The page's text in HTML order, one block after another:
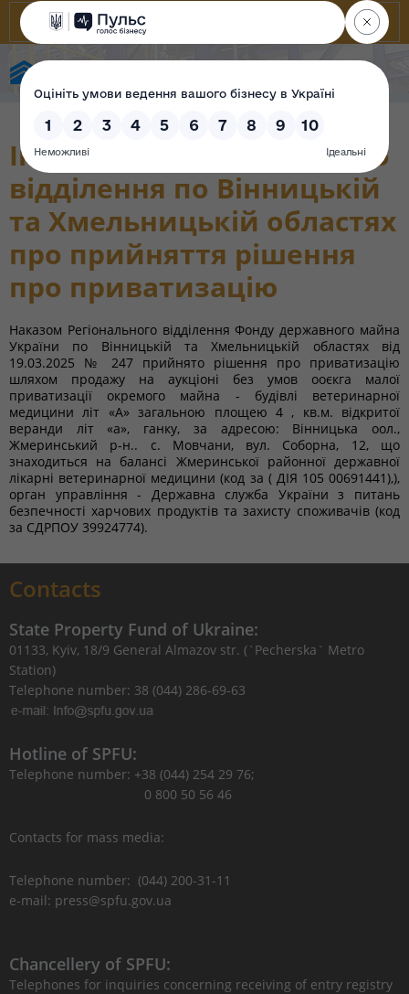
Інформація регіонального
відділення по Вінницькій
та Хмельницькій областях
про прийняття рішення
про приватизацію
Наказом Регіонального відділення Фонду державного майна
України по Вінницькій та Хмельницькій областях від
19.03.2025 № 247 прийнято рішення про приватизацію
шляхом продажу на аукціоні без умов ооєкга малої
приватизації окремого майна - будівлі ветеринарної
медицини літ «А» загальною площею 4 , кв.м. відкритої
веранди літ «а», ганку, за адресою: Вінницька оол.,
Жмеринський р-н.. с. Мовчани, вул. Соборна, 12, що
знаходиться на балансі Жмеринської районної державної
лікарні ветеринарної медицини (код за ( ДІЯ 105 00691441),),
орган управління - Державна служба України з питань
безпечності харчових продуктів та захисту споживачів (код
за СДРПОУ 39924774).
Contacts
State Property Fund of Ukraine:
01133, Kyiv, 18/9 General Almazov str. (`Pecherska` Metro
Station)
Telephone number: 38 (044) 286-69-63
Hotline of SPFU:
Telephone number: +38 (044) 254 29 76;
0 800 50 56 46
Contacts for mass media:
Telephone number: (044) 200-31-11
e-mail: press@spfu.gov.ua
Chancellery of SPFU:
Telephones for inquiries concerning receiving of entry registry